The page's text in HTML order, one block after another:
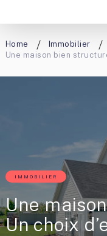
Home
Immobilier
Une maison bien
IMMOBILIER
Une
Un choix